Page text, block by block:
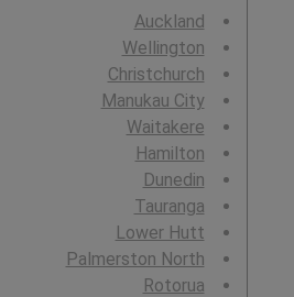
Auckland
Wellington
Christchurch
Manukau City
Waitakere
Hamilton
Dunedin
Tauranga
Lower Hutt
Palmerston North
Rotorua